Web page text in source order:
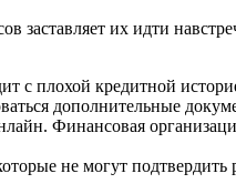
заставляет их идти
с плохой кредитной
дополнительные
Финансовая
не могут